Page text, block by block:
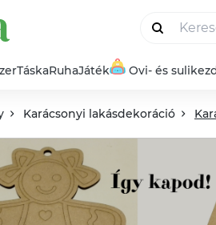
TáskaRuhaJáték Ovi- és
Karácsonyi lakásdekoráció